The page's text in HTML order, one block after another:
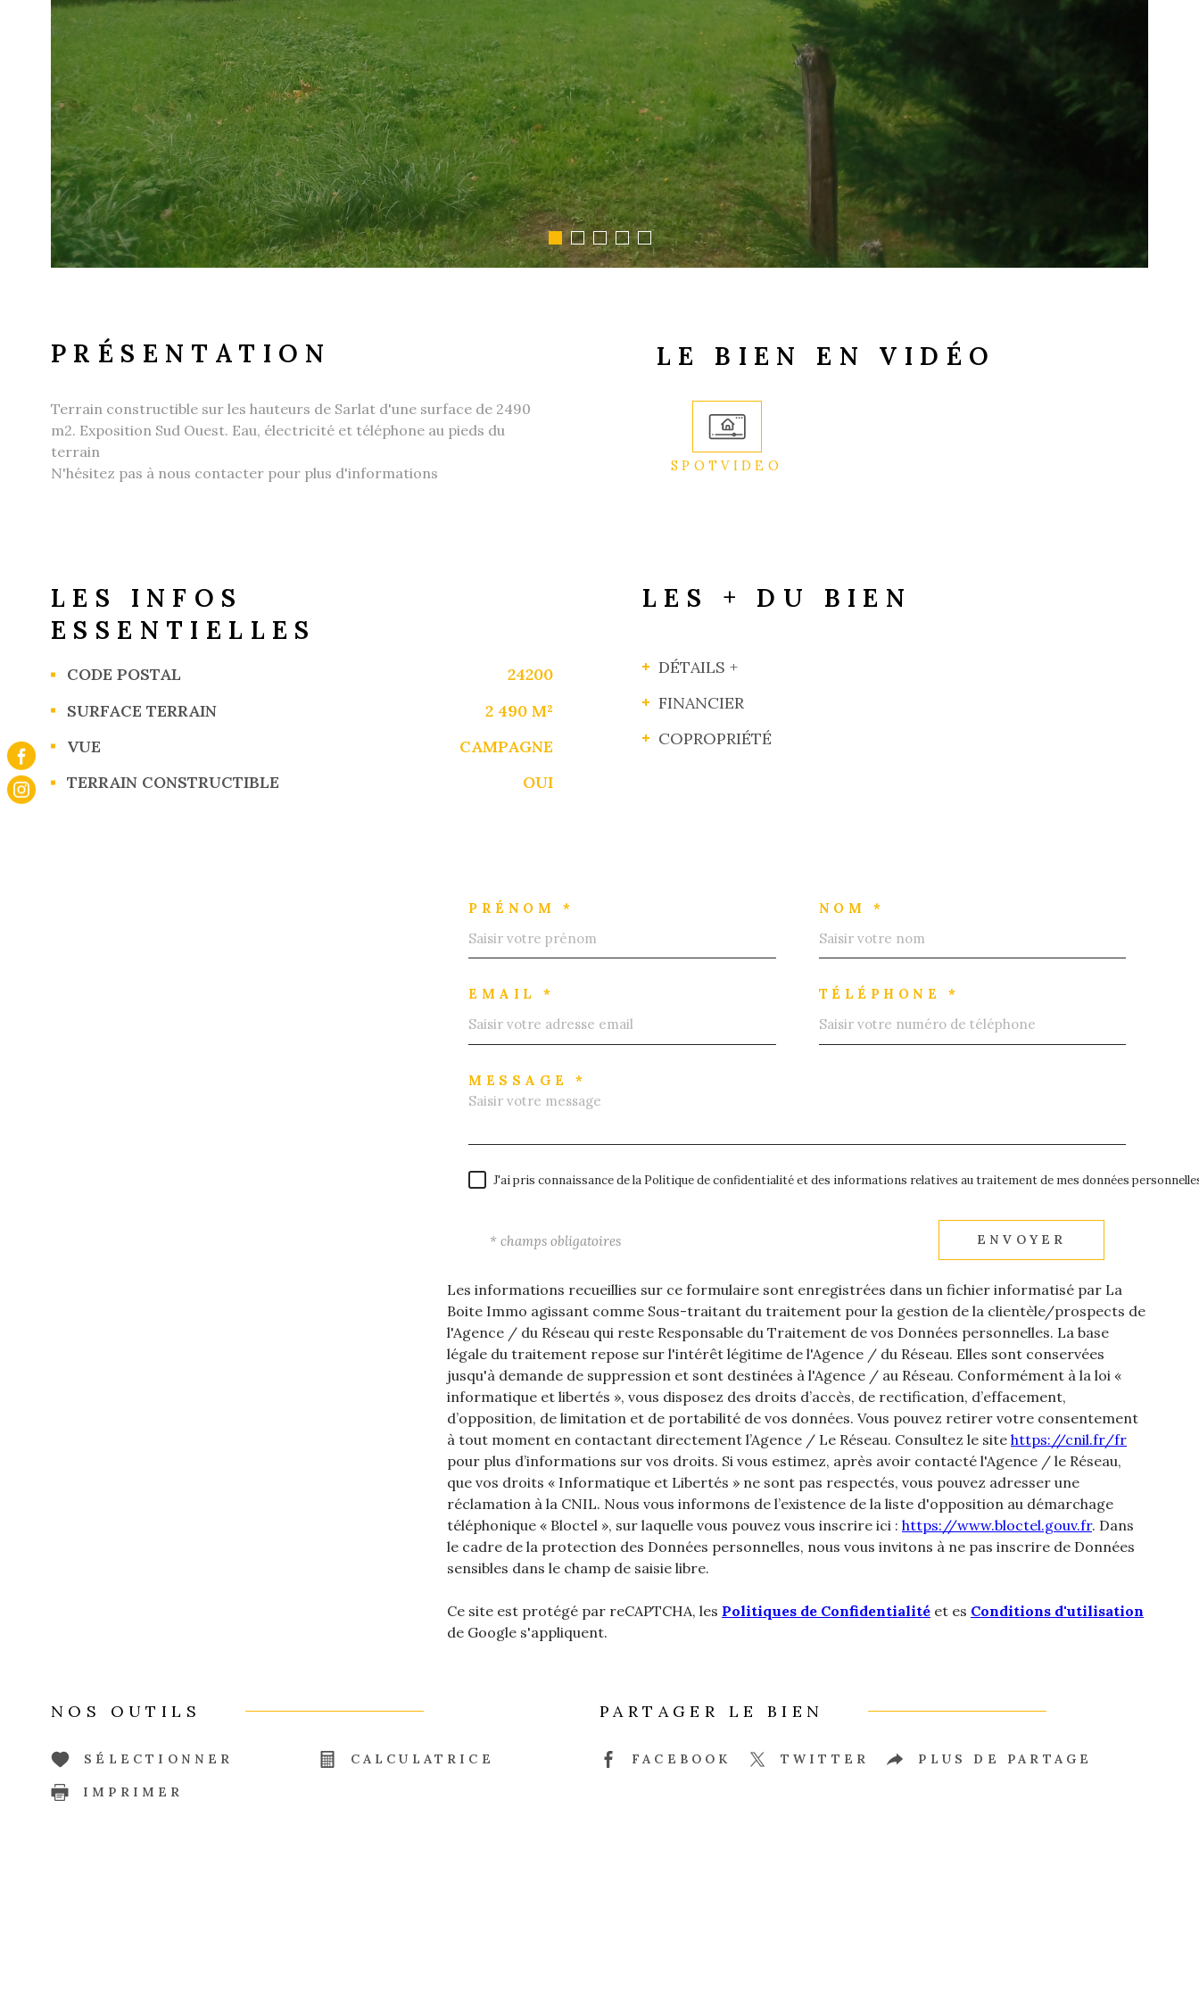
PRÉSENTATION
Terrain constructible sur les hauteurs de Sarlat d'une surface de 2490
m2. Exposition Sud Ouest. Eau, électricité et téléphone au pieds du
terrain
N'hésitez pas à nous contacter pour plus d'informations
LE BIEN EN VIDÉO
SPOTVIDEO
LES INFOS
ESSENTIELLES
Caractérisque Valeurs
CODE POSTAL
24200
SURFACE TERRAIN
2 490 M²
VUE
CAMPAGNE
TERRAIN CONSTRUCTIBLE
OUI
LES + DU BIEN
DÉTAILS +
FINANCIER
COPROPRIÉTÉ
PRÉNOM * NOM *
EMAIL * TÉLÉPHONE *
MESSAGE *
J'ai pris connaissance de la Politique de confidentialité et des informations relatives au traitement de mes données
* champs obligatoires ENVOYER
Les informations recueillies sur ce formulaire sont enregistrées dans un fichier informatisé par La
Boite Immo agissant comme Sous-traitant du traitement pour la gestion de la clientèle/prospects de
l'Agence / du Réseau qui reste Responsable du Traitement de vos Données personnelles. La base
légale du traitement repose sur l'intérêt légitime de l'Agence / du Réseau. Elles sont conservées
jusqu'à demande de suppression et sont destinées à l'Agence / au Réseau. Conformément à la loi «
informatique et libertés », vous disposez des droits d’accès, de rectification, d’effacement,
d’opposition, de limitation et de portabilité de vos données. Vous pouvez retirer votre consentement
à tout moment en contactant directement l’Agence / Le Réseau. Consultez le site https://cnil.fr/fr
pour plus d’informations sur vos droits. Si vous estimez, après avoir contacté l'Agence / le Réseau,
que vos droits « Informatique et Libertés » ne sont pas respectés, vous pouvez adresser une
réclamation à la CNIL. Nous vous informons de l’existence de la liste d'opposition au démarchage
téléphonique « Bloctel », sur laquelle vous pouvez vous inscrire ici : https://www.bloctel.gouv.fr. Dans
le cadre de la protection des Données personnelles, nous vous invitons à ne pas inscrire de Données
sensibles dans le champ de saisie libre.
Ce site est protégé par reCAPTCHA, les Politiques de Confidentialité et es Conditions d'utilisation
de Google s'appliquent.
NOS OUTILS
SÉLECTIONNER CALCULATRICE
IMPRIMER
PARTAGER LE BIEN
FACEBOOK TWITTER PLUS DE PARTAGE